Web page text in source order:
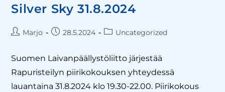
Silver Sky 31.8.2024
Marjo 28.5.2024 Uncategorized
Suomen Laivanpäällystöliitto järjestää
Rapuristeilyn piirikokouksen yhteydessä
lauantaina 31.8.2024 klo 19.30-22.00. Piirikokous